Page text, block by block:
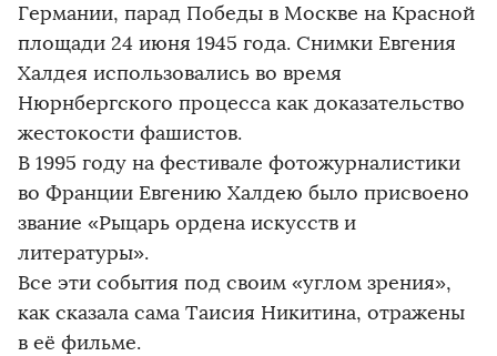
Германии, парад Победы в Москве на Красной
площади 24 июня 1945 года. Снимки Евгения
Халдея использовались во время
Нюрнбергского процесса как доказательство
жестокости фашистов.
В 1995 году на фестивале фотожурналистики
во Франции Евгению Халдею было присвоено
звание «Рыцарь ордена искусств и
литературы».
Все эти события под своим «углом зрения»,
как сказала сама Таисия Никитина, отражены
в её фильме.